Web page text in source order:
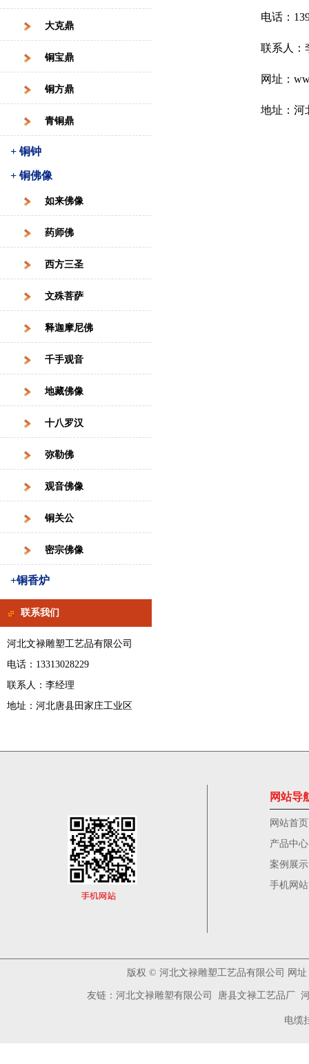
大克鼎
铜宝鼎
铜方鼎
青铜鼎
+ 铜钟
+ 铜佛像
如来佛像
药师佛
西方三圣
文殊菩萨
释迦摩尼佛
千手观音
地藏佛像
十八罗汉
弥勒佛
观音佛像
铜关公
密宗佛像
+铜香炉
联系我们
河北文禄雕塑工艺品有限公司
电话：13313028229
联系人：李经理
地址：河北唐县田家庄工业区
电话：
联系人：
网址：
地址：河
网站导
网站首页
产品中心
案例展示
手机网站
版权 © 河北文禄雕塑工艺品有限公司 网
友链： 河北文禄雕塑有限公司 唐县文禄工艺品厂
电缆